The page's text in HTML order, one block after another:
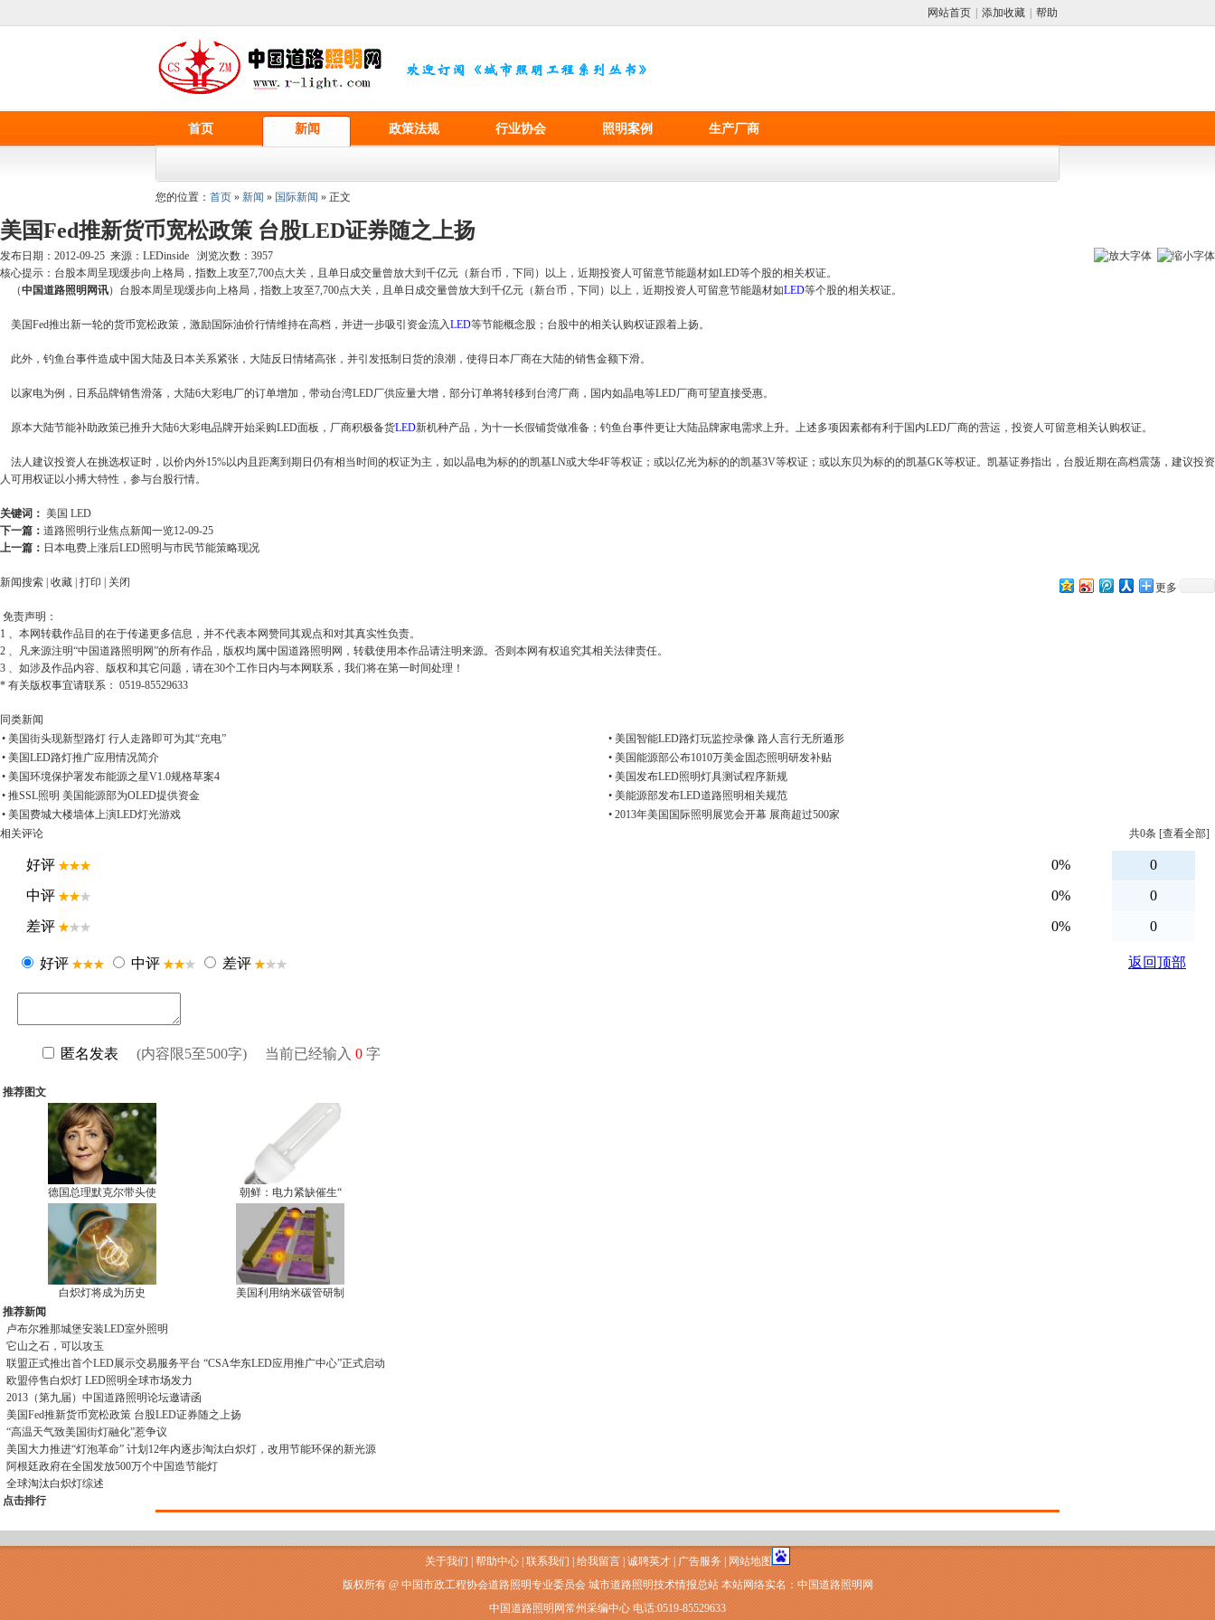
网站首页 添加收藏 帮助
首页 新闻 政策法规 行业协会 照明案例 生产厂商
您的位置： 首页 » 新闻 » 国际新闻 » 正文
美国Fed推新货币宽松政策 台股LED证券随之上扬
发布日期：2012-09-25 来源：LEDinside 浏览次数： 3957
核心提示：台股本周呈现缓步向上格局，指数上攻至7,700点大关，且单日成交量曾放大到千亿元（新台币，下同）以上，近期投资人可留意节能题材如LED等个股的相关权证。
（中国道路照明网讯）台股本周呈现缓步向上格局，指数上攻至7,700点大关，且单日成交量曾放大到千亿元（新台币，下同）以上，近期投资人可留意节能题材如LED等个股的相关权证。
美国Fed推出新一轮的货币宽松政策，激励国际油价行情维持在高档，并进一步吸引资金流入LED等节能概念股；台股中的相关认购权证跟着上扬。
此外，钓鱼台事件造成中国大陆及日本关系紧张，大陆反日情绪高张，并引发抵制日货的浪潮，使得日本厂商在大陆的销售金额下滑。
以家电为例，日系品牌销售滑落，大陆6大彩电厂的订单增加，带动台湾LED厂供应量大增，部分订单将转移到台湾厂商，国内如晶电等LED厂商可望直接受惠。
原本大陆节能补助政策已推升大陆6大彩电品牌开始采购LED面板，厂商积极备货LED新机种产品，为十一长假铺货做准备；钓鱼台事件更让大陆品牌家电需求上升。上述多项因素都有利于国内LED厂商的营运，投资人可留意相关认购权证。
法人建议投资人在挑选权证时，以价内外15%以内且距离到期日仍有相当时间的权证为主，如以晶电为标的的凯基LN或大华4F等权证；或以亿光为标的的凯基3V等权证；或以东贝为标的的凯基GK等权证。凯基证券指出，台股近期在高档震荡，建议投资
人可用权证以小搏大特性，参与台股行情。
关键词： 美国 LED
下一篇： 道路照明行业焦点新闻一览12-09-25
上一篇： 日本电费上涨后LED照明与市民节能策略现况
新闻搜索 收藏 打印 关闭 更多
免责声明：
1 、本网转载作品目的在于传递更多信息，并不代表本网赞同其观点和对其真实性负责。
2 、凡来源注明“中国道路照明网”的所有作品，版权均属中国道路照明网，转载使用本作品请注明来源。否则本网有权追究其相关法律责任。
3 、如涉及作品内容、版权和其它问题，请在30个工作日内与本网联系，我们将在第一时间处理！
* 有关版权事宜请联系： 0519-85529633
同类新闻
• 美国街头现新型路灯 行人走路即可为其“充电”
• 美国智能LED路灯玩监控录像 路人言行无所遁形
• 美国LED路灯推广应用情况简介
• 美国能源部公布1010万美金固态照明研发补贴
• 美国环境保护署发布能源之星V1.0规格草案4
• 美国发布LED照明灯具测试程序新规
• 推SSL照明 美国能源部为OLED提供资金
• 美能源部发布LED道路照明相关规范
• 美国费城大楼墙体上演LED灯光游戏
• 2013年美国国际照明展览会开幕 展商超过500家
共0条 [查看全部]
相关评论
推荐图文
德国总理默克尔带头使 朝鲜：电力紧缺催生“
白炽灯将成为历史
美国利用纳米碳管研制
推荐新闻
卢布尔雅那城堡安装LED室外照明
它山之石，可以攻玉
联盟正式推出首个LED展示交易服务平台 “CSA华东LED应用推广中心”正式启动
欧盟停售白炽灯 LED照明全球市场发力
2013（第九届）中国道路照明论坛邀请函
美国Fed推新货币宽松政策 台股LED证券随之上扬
“高温天气致美国街灯融化”惹争议
美国大力推进“灯泡革命” 计划12年内逐步淘汰白炽灯，改用节能环保的新光源
阿根廷政府在全国发放500万个中国造节能灯
全球淘汰白炽灯综述
点击排行
关于我们 帮助中心 联系我们 给我留言 诚聘英才 广告服务
网站地图
版权所有 @ 中国市政工程协会道路照明专业委员会 城市道路照明技术情报总站 本站网络实名：中国道路照明网
中国道路照明网常州采编中心 电话:0519-85529633